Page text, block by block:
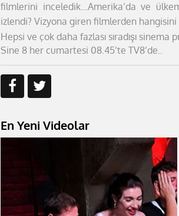
filmlerini inceledik...Amerika’da ve
izlendi? Vizyona giren filmlerden
Hepsi ve çok daha fazlası sıradışı sinema
Sine 8 her cumartesi 08.45’te TV8’de..
En Yeni Videolar